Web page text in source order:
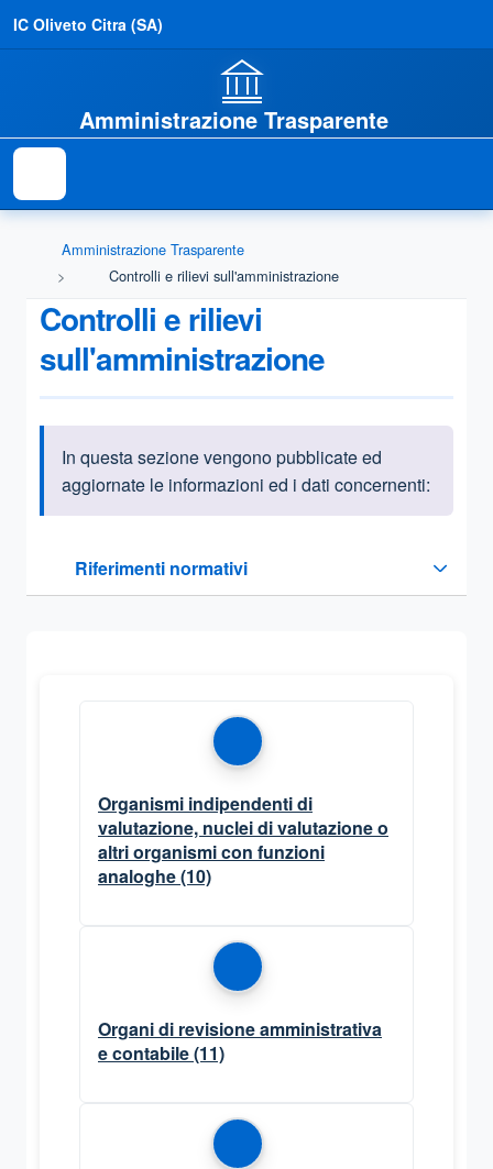
IC Oliveto Citra (SA)
Amministrazione Trasparente
Amministrazione Trasparente
Controlli e rilievi sull'amministrazione
Controlli e rilievi
sull'amministrazione
Informazioni introduttive
In questa sezione vengono pubblicate ed
aggiornate le informazioni ed i dati concernenti:
Riferimenti normativi
Sezione compressa
Organismi indipendenti di
valutazione, nuclei di valutazione o
altri organismi con funzioni
analoghe(10)
Organi di revisione amministrativa
e contabile(11)